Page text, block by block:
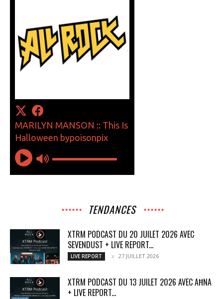
TENDANCES
XTRM PODCAST DU 20 JUILET 2026 AVEC
SEVENDUST + LIVE REPORT...
LIVE REPORT 27 JUILLET 2026
XTRM PODCAST DU 13 JUILET 2026 AVEC AĦNA
+ LIVE REPORT...